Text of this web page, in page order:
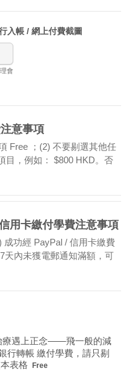
入帳 / 網上付費截圖
會
意事項
Free ；(2) 不要剔選其他任
目，例如： $800 HKD。否
用卡繳付學費注意事項
成功經 PayPal / 信用卡繳費
天內未獲電郵通知滿額，可
療遇上正念——飛一般的減
行轉帳 繳付學費，請只剔
表格 Free
Free